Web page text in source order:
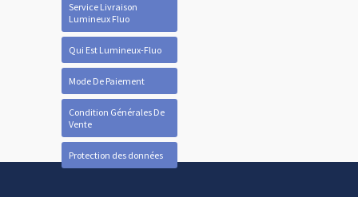
Service Livraison
Lumineux Fluo
Qui Est Lumineux-Fluo
Mode De Paiement
Condition Générales De
Vente
Protection des données